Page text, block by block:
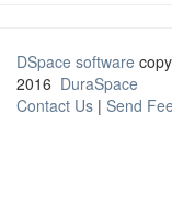
DSpace software
2016 DuraSpace
Contact Us | Send